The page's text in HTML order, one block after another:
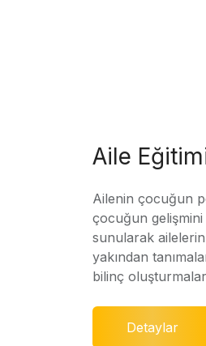
Aile
Ailenin çocuğun
çocuğun gelişmini
sunularak
yakından
bilinç
Detaylar